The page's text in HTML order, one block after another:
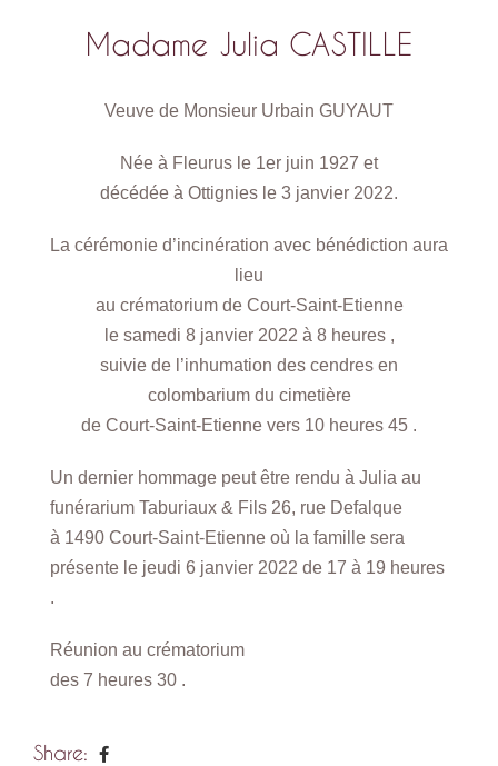
Madame Julia CASTILLE
Veuve de Monsieur Urbain GUYAUT
Née à Fleurus le 1er juin 1927 et
décédée à Ottignies le 3 janvier 2022.
La cérémonie d’incinération avec bénédiction aura
lieu
au crématorium de Court-Saint-Etienne
le samedi 8 janvier 2022 à 8 heures ,
suivie de l’inhumation des cendres en
colombarium du cimetière
de Court-Saint-Etienne vers 10 heures 45 .
Un dernier hommage peut être rendu à Julia au
funérarium Taburiaux & Fils 26, rue Defalque
à 1490 Court-Saint-Etienne où la famille sera
présente le jeudi 6 janvier 2022 de 17 à 19 heures
.
Réunion au crématorium
des 7 heures 30 .
Share: